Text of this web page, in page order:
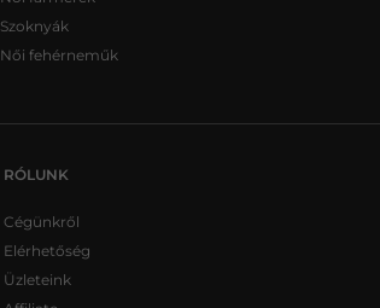
Szoknyák
Női fehérneműk
RÓLUNK
Cégünkről
Elérhetőség
Üzleteink